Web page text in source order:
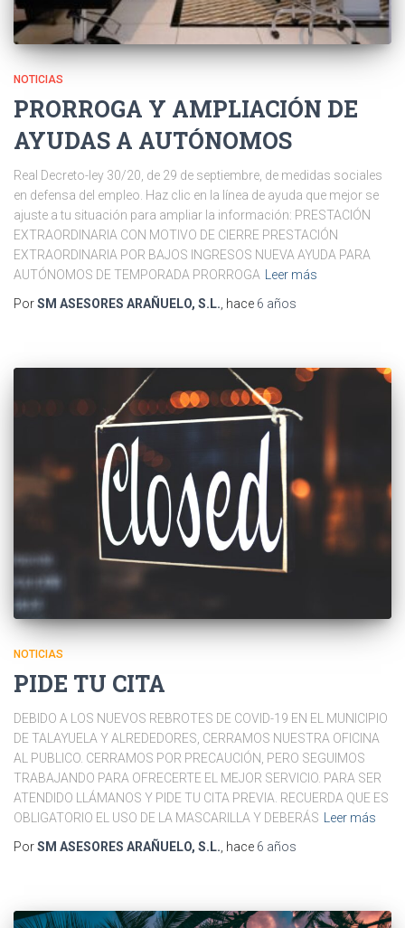
NOTICIAS
PRORROGA Y AMPLIACIÓN DE
AYUDAS A AUTÓNOMOS
Real Decreto-ley 30/20, de 29 de septiembre, de medidas sociales
en defensa del empleo. Haz clic en la línea de ayuda que mejor se
ajuste a tu situación para ampliar la información: PRESTACIÓN
EXTRAORDINARIA CON MOTIVO DE CIERRE PRESTACIÓN
EXTRAORDINARIA POR BAJOS INGRESOS NUEVA AYUDA PARA
AUTÓNOMOS DE TEMPORADA PRORROGA
Leer más
PorSM ASESORES ARAÑUELO, S.L. , hace 6 años
NOTICIAS
PIDE TU CITA
DEBIDO A LOS NUEVOS REBROTES DE COVID-19 EN EL MUNICIPIO
DE TALAYUELA Y ALREDEDORES, CERRAMOS NUESTRA OFICINA
AL PUBLICO. CERRAMOS POR PRECAUCIÓN, PERO SEGUIMOS
TRABAJANDO PARA OFRECERTE EL MEJOR SERVICIO. PARA SER
ATENDIDO LLÁMANOS Y PIDE TU CITA PREVIA. RECUERDA QUE ES
OBLIGATORIO EL USO DE LA MASCARILLA Y DEBERÁS Leer más
PorSM ASESORES ARAÑUELO, S.L., hace 6 años